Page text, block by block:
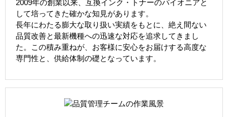
2009年の創業以来、互換インク・トナーのパイオニアと
して培ってきた確かな知見があります。
長年にわたる膨大な取り扱い実績をもとに、絶え間ない
品質改善と最新機種への迅速な対応を追求してきまし
た。この積み重ねが、お客様に安心をお届けする高度な
専門性と、供給体制の礎となっています。